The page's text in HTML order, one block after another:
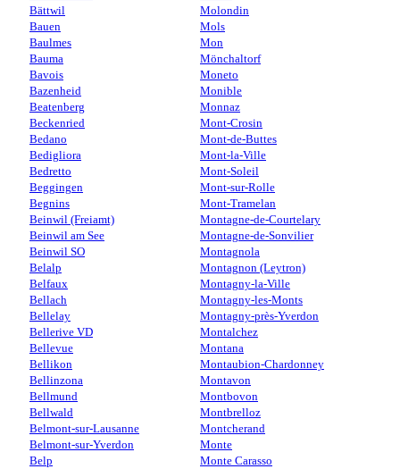
Bättwil
Bauen
Baulmes
Bauma
Bavois
Bazenheid
Beatenberg
Beckenried
Bedano
Bedigliora
Bedretto
Beggingen
Begnins
Beinwil (Freiamt)
Beinwil am See
Beinwil SO
Belalp
Belfaux
Bellach
Bellelay
Bellerive VD
Bellevue
Bellikon
Bellinzona
Bellmund
Bellwald
Belmont-sur-Lausanne
Belmont-sur-Yverdon
Belp
Molondin
Mols
Mon
Mönchaltorf
Moneto
Monible
Monnaz
Mont-Crosin
Mont-de-Buttes
Mont-la-Ville
Mont-Soleil
Mont-sur-Rolle
Mont-Tramelan
Montagne-de-Courtelary
Montagne-de-Sonvilier
Montagnola
Montagnon (Leytron)
Montagny-la-Ville
Montagny-les-Monts
Montagny-près-Yverdon
Montalchez
Montana
Montaubion-Chardonney
Montavon
Montbovon
Montbrelloz
Montcherand
Monte
Monte Carasso